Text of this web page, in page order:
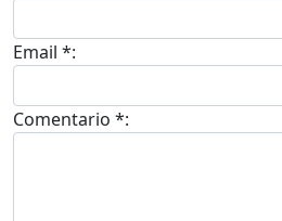
Email *:
Comentario *: